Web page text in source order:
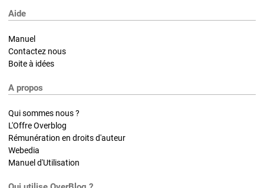
Aide
Manuel
Contactez nous
Boite à idées
A propos
Qui sommes nous ?
L'Offre Overblog
Rémunération en droits d'auteur
Webedia
Manuel d'Utilisation